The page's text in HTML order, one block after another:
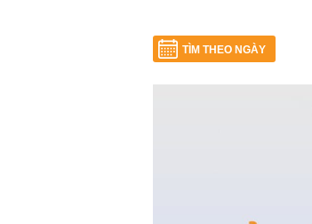
TÌM THEO NGÀY